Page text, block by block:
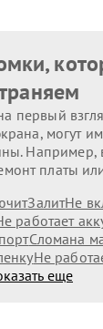
первый
могут
Например,
платы
ЗалитНе
работает
Сломана
Не
еще